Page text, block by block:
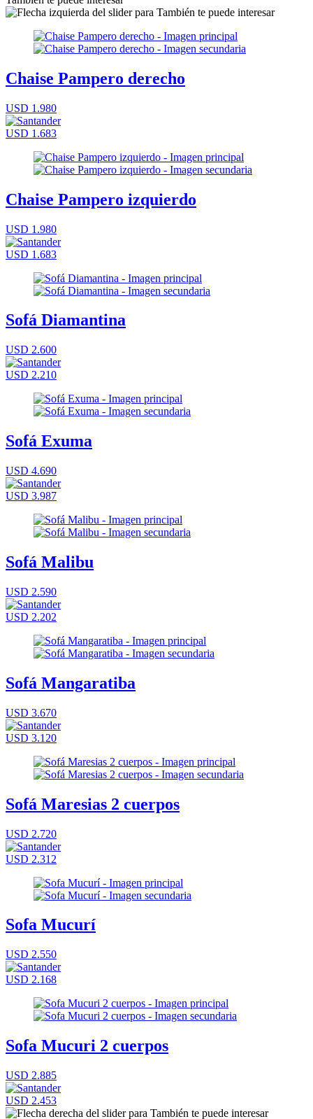
Chaise Pampero derecho
USD 1.980
USD 1.683
Chaise Pampero izquierdo
USD 1.980
USD 1.683
Sofá Diamantina
USD 2.600
USD 2.210
Sofá Exuma
USD 4.690
USD 3.987
Sofá Malibu
USD 2.590
USD 2.202
Sofá Mangaratiba
USD 3.670
USD 3.120
Sofá Maresias 2 cuerpos
USD 2.720
USD 2.312
Sofa Mucurí
USD 2.550
USD 2.168
Sofa Mucuri 2 cuerpos
USD 2.885
USD 2.453